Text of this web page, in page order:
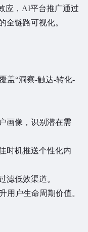
应，AI平台推广通过
全链路可视化。
盖“洞察-触达-转化-
画像，识别潜在需
时机推送个性化内
滤低效渠道。
用户生命周期价值。